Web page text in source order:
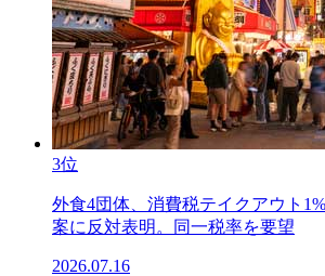
3位
外食4団体、消費税テイクアウト
案に反対表明。同一税率を要望
2026.07.16